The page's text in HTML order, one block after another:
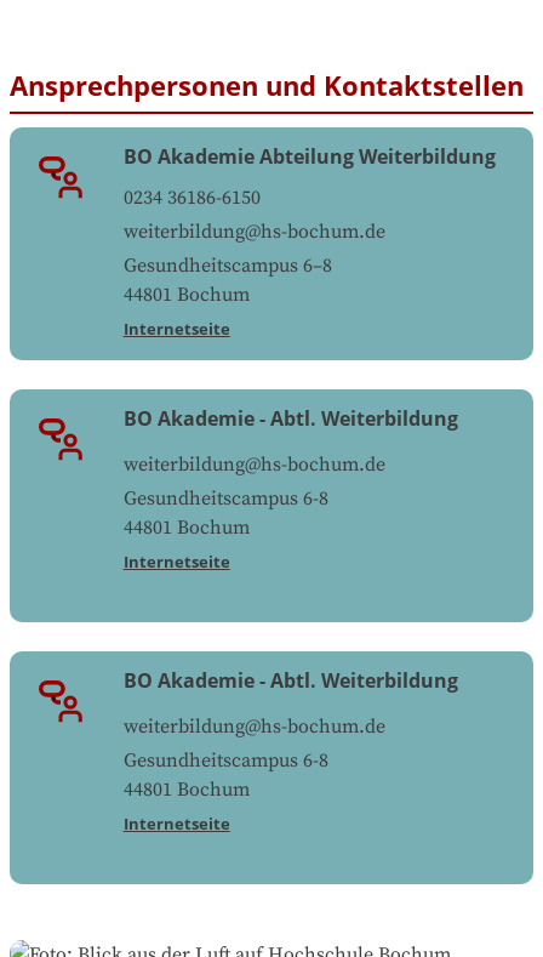
Ansprechpersonen und Kontaktstellen
BO Akademie Abteilung Weiterbildung
0234 36186-6150
weiterbildung@hs-bochum.de
Gesundheitscampus 6‒8
44801 Bochum
Internetseite
BO Akademie - Abtl. Weiterbildung
weiterbildung@hs-bochum.de
Gesundheitscampus 6-8
44801 Bochum
Internetseite
BO Akademie - Abtl. Weiterbildung
weiterbildung@hs-bochum.de
Gesundheitscampus 6-8
44801 Bochum
Internetseite